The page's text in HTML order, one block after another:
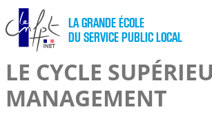
LA GRANDE ÉCOLE
DU SERVICE PUBLIC LOCAL
LE CYCLE
MANAGEMENT